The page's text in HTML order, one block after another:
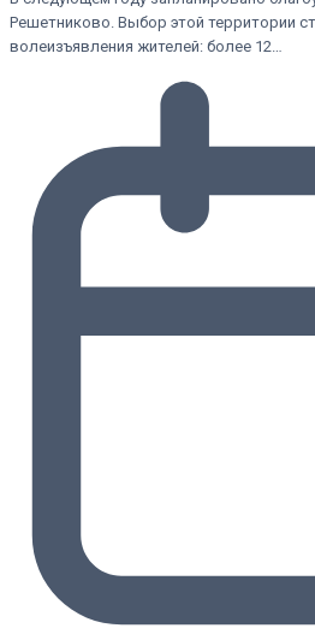
Решетниково. Выбор этой территории
волеизъявления жителей: более 12…